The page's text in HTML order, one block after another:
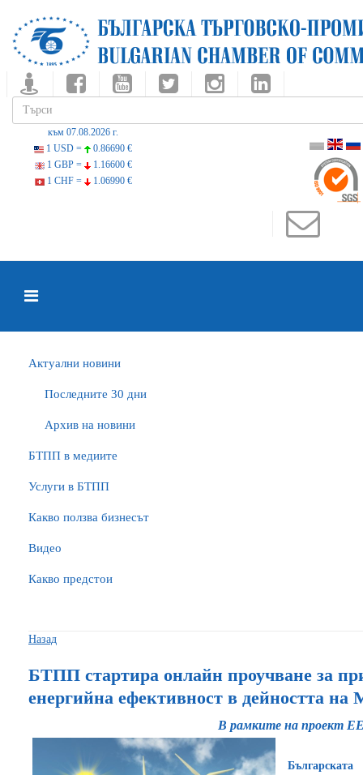
към 07.08.2026 г.
1 USD =
0.86690 €
1 GBP =
1.16600 €
1 CHF =
1.06990 €
Актуални новини
Последните 30 дни
Архив на новини
БTПП в медиите
Услуги в БТПП
Какво ползва бизнесът
Видео
Какво предстои
Назад
БТПП стартира онлайн проучване за
енергийна ефективност в дейността
В рамките на проект